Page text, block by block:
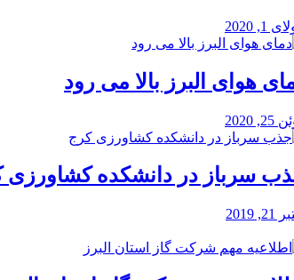
1, 2020
هوای البرز بالا می رود
2020
سرباز در دانشکده کشاورزی
2019